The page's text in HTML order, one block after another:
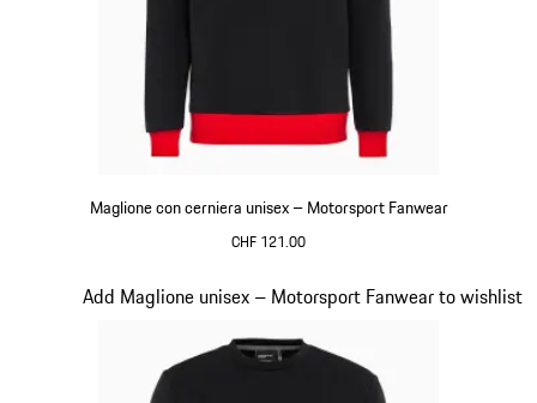
Maglione con cerniera unisex – Motorsport Fanwear
CHF 121.00
Add Maglione unisex – Motorsport Fanwear to wishlist
Diapositiva 16 di 20